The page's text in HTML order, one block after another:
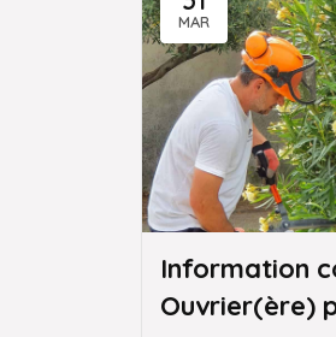
MAR
Information
Ouvrier(ère)